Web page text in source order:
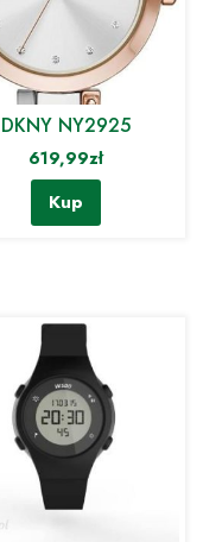
DKNY NY2925
619,99zł
Kup